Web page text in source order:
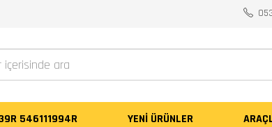
546111994R YENI ÜRÜNLER